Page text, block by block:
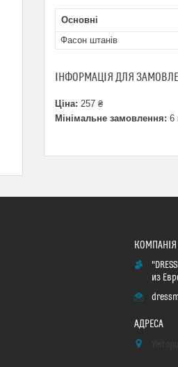
Основні
Фасон штанів
ІНФОРМАЦІЯ ДЛЯ
Ціна: 257 ₴
Мінімальне замовлення: 6
из